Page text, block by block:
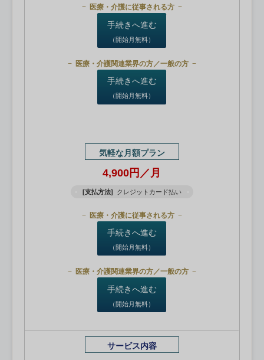
医療・介護に従事される方
手続きへ進む
（開始月無料）
医療・介護関連業界の方／一般の方
手続きへ進む
（開始月無料）
気軽な月額プラン
4,900円／月
[支払方法] クレジットカード払い
医療・介護に従事される方
手続きへ進む
（開始月無料）
医療・介護関連業界の方／一般の方
手続きへ進む
（開始月無料）
サービス内容